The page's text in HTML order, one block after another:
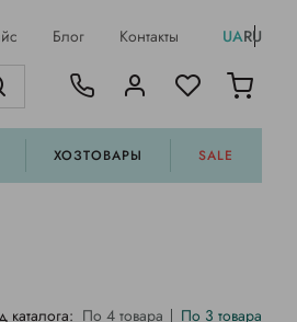
Блог Контакты UARU
ХОЗТОВАРЫ SALE
каталога: По 4 товара По 3 товара